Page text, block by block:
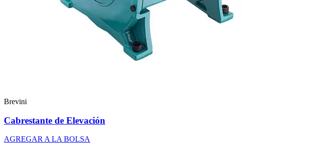
Brevini
Cabrestante de Elevación
AGREGAR A LA BOLSA